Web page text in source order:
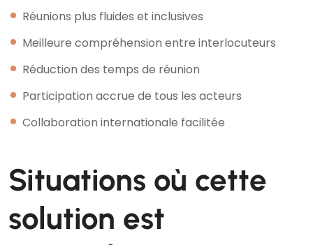
Réunions plus fluides et inclusives
Meilleure compréhension entre interlocuteurs
Réduction des temps de réunion
Participation accrue de tous les acteurs
Collaboration internationale facilitée
Situations où cette
solution est